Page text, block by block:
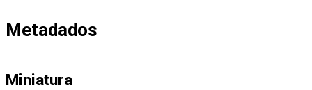
Metadados
Miniatura